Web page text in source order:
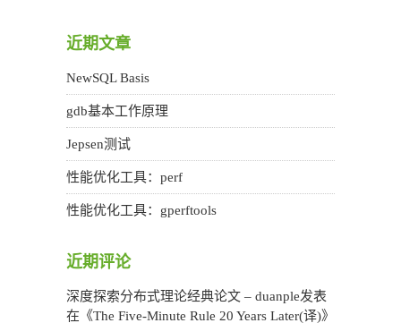
近期文章
NewSQL Basis
gdb基本工作原理
Jepsen测试
性能优化工具：perf
性能优化工具：gperftools
近期评论
深度探索分布式理论经典论文 – duanple发表
在《The Five-Minute Rule 20 Years Later(译)》